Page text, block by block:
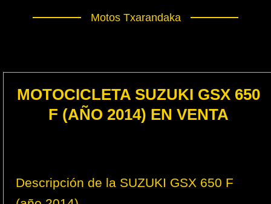
Motos Txarandaka
MOTOCICLETA SUZUKI GSX 650
F (AÑO 2014) EN VENTA
Descripción de la SUZUKI GSX 650 F